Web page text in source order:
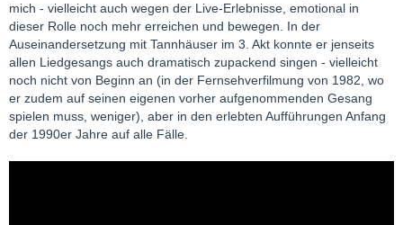
mich - vielleicht auch wegen der Live-Erlebnisse, emotional in
dieser Rolle noch mehr erreichen und bewegen. In der
Auseinandersetzung mit Tannhäuser im 3. Akt konnte er jenseits
allen Liedgesangs auch dramatisch zupackend singen - vielleicht
noch nicht von Beginn an (in der Fernsehverfilmung von 1982, wo
er zudem auf seinen eigenen vorher aufgenommenden Gesang
spielen muss, weniger), aber in den erlebten Aufführungen Anfang
der 1990er Jahre auf alle Fälle.